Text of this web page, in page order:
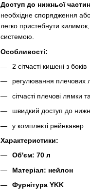
Доступ до нижньої
необхідне спорядження
легко пристебнути
системою.
Особливості:
2 сітчасті кишені з боків
регулювання плечових
сітчасті плечові лямки
швидкий доступ до
у комплекті рейнкавер
Характеристики:
Об'єм: 70 л
Матеріал: нейлон
Фурнітура YKK